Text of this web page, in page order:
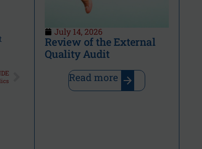
July 14, 2026
Review of the External
Quality Audit
Read more